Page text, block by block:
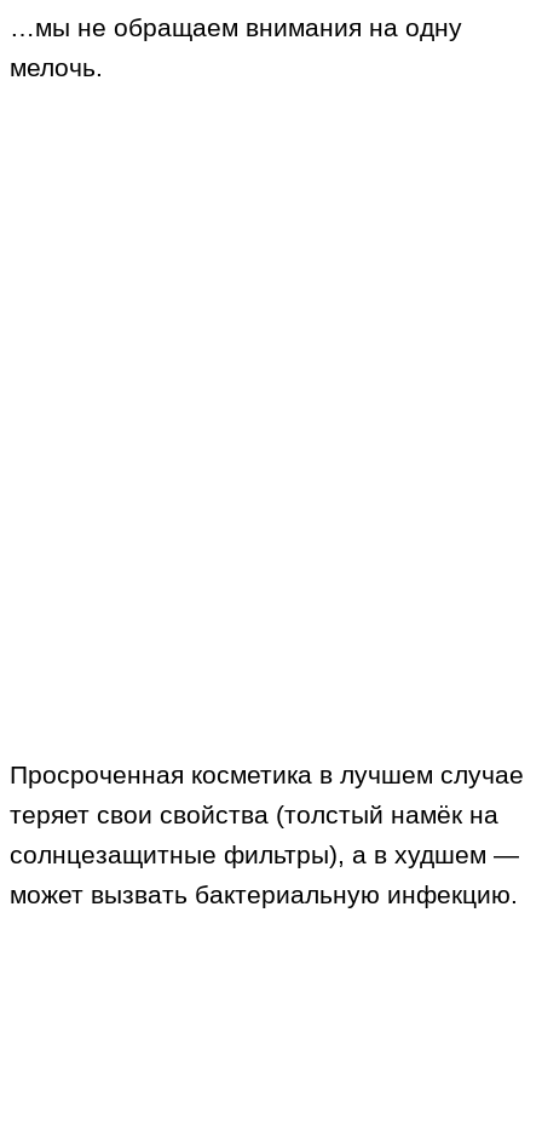
…мы не обращаем внимания на одну
мелочь.
Просроченная косметика в лучшем случае
теряет свои свойства (толстый намёк на
солнцезащитные фильтры), а в худшем —
может вызвать бактериальную инфекцию.